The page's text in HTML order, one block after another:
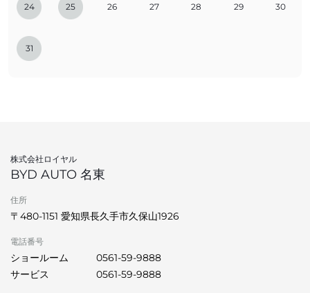
24 25 26 27 28 29 30
31
株式会社ロイヤル
BYD AUTO 名東
住所
〒480-1151 愛知県長久手市久保山1926
電話番号
ショールーム
0561-59-9888
サービス
0561-59-9888